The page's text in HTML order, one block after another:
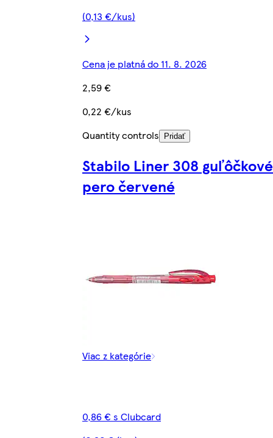
(0,13 €/kus)
Cena je platná do 11. 8. 2026
2,59 €
0,22 €/kus
Quantity controls
Pridať
Stabilo Liner 308 guľôčkové
pero červené
Viac z kategórie
0,86 € s Clubcard